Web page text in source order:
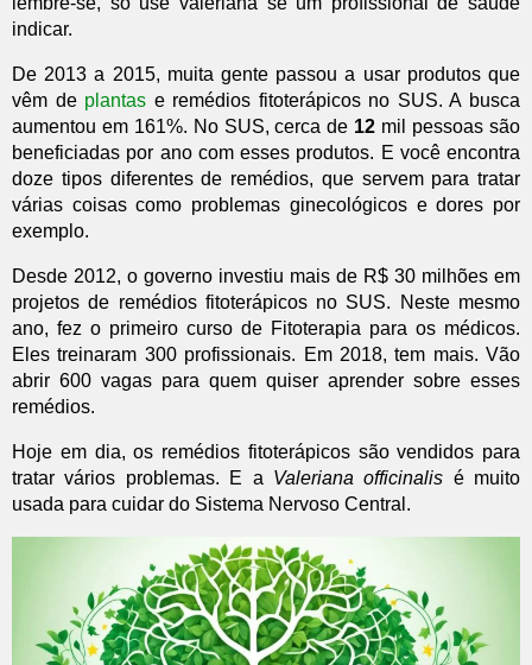
indicar.
De 2013 a 2015, muita gente passou a usar produtos que
vêm de plantas e remédios fitoterápicos no SUS. A busca
aumentou em 161%. No SUS, cerca de 12 mil pessoas são
beneficiadas por ano com esses produtos. E você encontra
doze tipos diferentes de remédios, que servem para tratar
várias coisas como problemas ginecológicos e dores por
exemplo.
Desde 2012, o governo investiu mais de R$ 30 milhões em
projetos de remédios fitoterápicos no SUS. Neste mesmo
ano, fez o primeiro curso de Fitoterapia para os médicos.
Eles treinaram 300 profissionais. Em 2018, tem mais. Vão
abrir 600 vagas para quem quiser aprender sobre esses
remédios.
Hoje em dia, os remédios fitoterápicos são vendidos para
tratar vários problemas. E a Valeriana officinalis é muito
usada para cuidar do Sistema Nervoso Central.